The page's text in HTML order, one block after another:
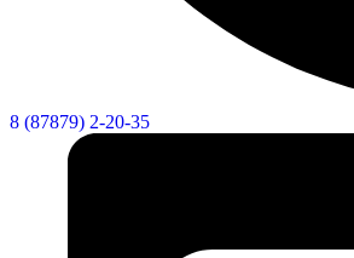
8 (87879) 2-20-35